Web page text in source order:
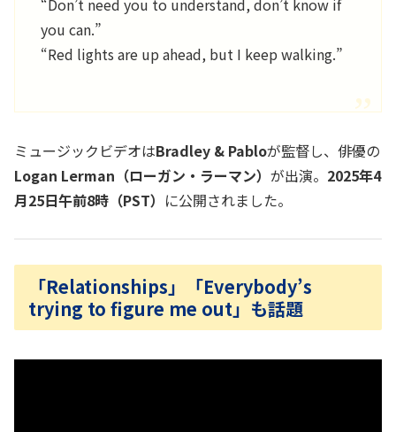
you can.”
“Red lights are up ahead, but I keep walking.”
ミュージックビデオはBradley & Pabloが監督し、俳優の
Logan Lerman（ローガン・ラーマン） が出演。 2025年4
月25日午前8時（PST） に公開されました。
「Relationships」「Everybody’s
trying to figure me out」も話題